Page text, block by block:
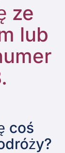
ze
lub
coś